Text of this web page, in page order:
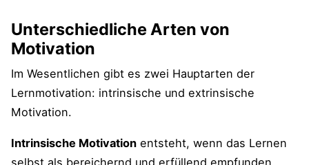
Gehirnforschung
(wissenschaftlich bewiesen?) | Back To
School Tipps 2021 | LaraEmily
Passender Artikel zum Thema "Lernen" auf
blueprints
Unterschiedliche Arten von
Motivation
Im Wesentlichen gibt es zwei Hauptarten der
Lernmotivation: intrinsische und extrinsische
Motivation.
Intrinsische Motivation entsteht, wenn das Lernen
selbst als bereichernd und erfüllend empfunden